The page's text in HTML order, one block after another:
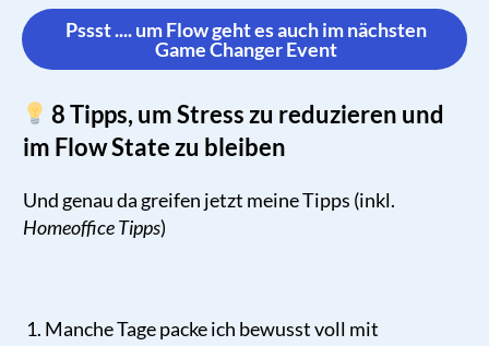
Pssst .... um Flow geht es auch im nächsten
Game Changer Event
8 Tipps, um Stress zu reduzieren und
im Flow State zu bleiben
Und genau da greifen jetzt meine Tipps (inkl.
Homeoffice Tipps)
Manche Tage packe ich bewusst voll mit